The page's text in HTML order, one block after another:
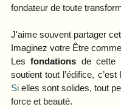
fondateur de toute
J'aime souvent partager
Imaginez votre Être
Les fondations de cette
soutient tout l’édifice, c’est
Si elles sont solides, tout
force et beauté.